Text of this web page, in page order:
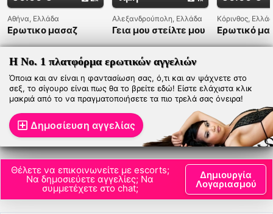
Αθήνα, Ελλάδα
Ερωτικο μασαζ
Αλεξανδρούπολη, Ελλάδα
Γεια μου στείλτε μου
WhatsApp μόνο στο
+447380909432
Κόρινθος,
Ερωτικό
Η Νο. 1 πλατφόρμα ερωτικών αγγελιών
Όποια και αν είναι η φαντασίωση σας, ό,τι και αν ψάχνετε στο
σεξ, το σίγουρο είναι πως θα το βρείτε εδώ! Είστε ελάχιστα κλικ
μακριά από το να πραγματοποιήσετε τα πιο τρελά σας όνειρα!
Δημοσίευση αγγελίας
Θέλετε να επικοινωνείτε με escorts;
Να δημοσιεύετε αγγελίες; Να
συμμετέχετε στο chat;
Δημιουργία
Λογαριασμού